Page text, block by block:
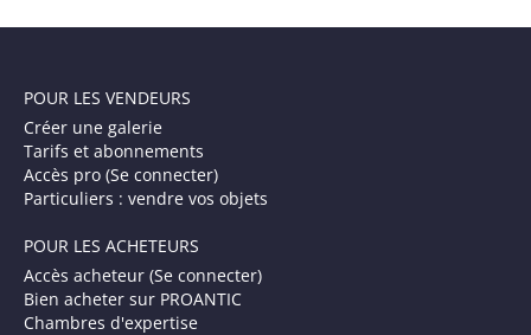
POUR LES VENDEURS
Créer une galerie
Tarifs et abonnements
Accès pro (Se connecter)
Particuliers : vendre vos objets
POUR LES ACHETEURS
Accès acheteur (Se connecter)
Bien acheter sur PROANTIC
Chambres d'expertise